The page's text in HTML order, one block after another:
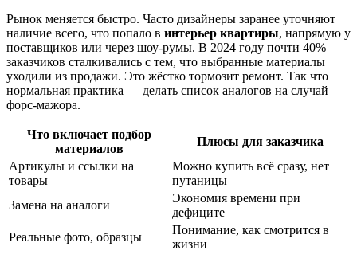
Рынок меняется быстро. Часто дизайнеры заранее уточняют
наличие всего, что попало в интерьер квартиры, напрямую у
поставщиков или через шоу-румы. В 2024 году почти 40%
заказчиков сталкивались с тем, что выбранные материалы
уходили из продажи. Это жёстко тормозит ремонт. Так что
нормальная практика — делать список аналогов на случай
форс-мажора.
Что включает подбор
материалов
Плюсы для заказчика
Артикулы и ссылки на
товары
Можно купить всё сразу, нет
путаницы
Замена на аналоги
Экономия времени при
дефиците
Реальные фото, образцы
Понимание, как смотрится в
жизни